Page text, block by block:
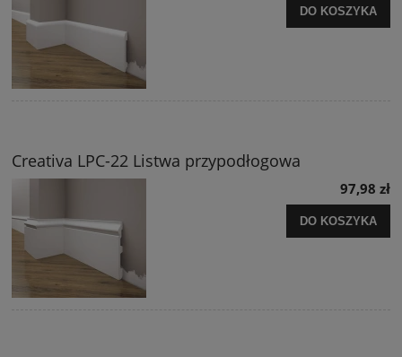
DO KOSZYKA
Creativa LPC-22 Listwa przypodłogowa
97,98 zł
DO KOSZYKA